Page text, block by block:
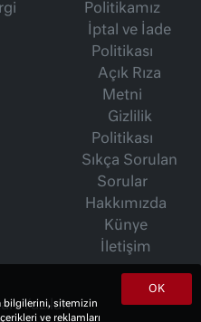
Politikamız
İptal ve İade
Politikası
Açık Rıza
Metni
Gizlilik
Politikası
Sıkça Sorulan
Sorular
Hakkımızda
Künye
İletişim
Yazıları
OK
bilgilerini, sitemizin
ve reklamları